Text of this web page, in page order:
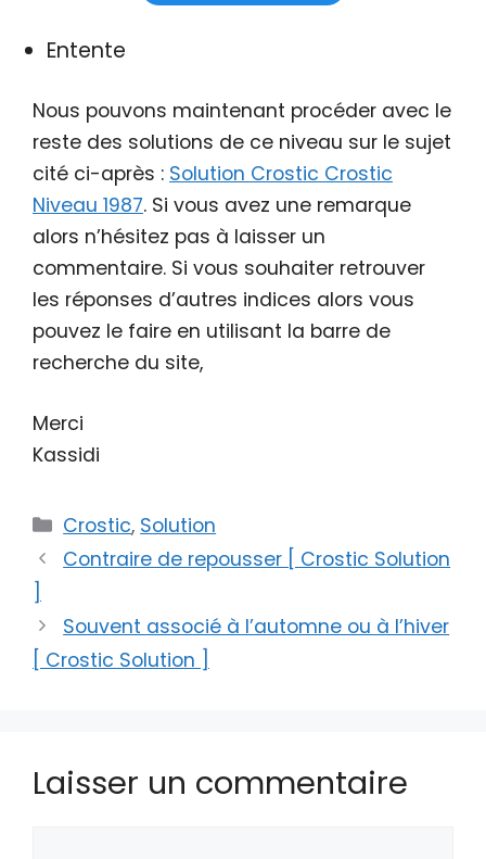
Entente
Nous pouvons maintenant procéder avec le
reste des solutions de ce niveau sur le sujet
cité ci-après : Solution Crostic Crostic
Niveau 1987. Si vous avez une remarque
alors n’hésitez pas à laisser un
commentaire. Si vous souhaiter retrouver
les réponses d’autres indices alors vous
pouvez le faire en utilisant la barre de
recherche du site,
Merci
Kassidi
Catégories
Crostic, Solution
Contraire de repousser [ Crostic Solution
Souvent associé à l’automne ou à l’hiver
[ Crostic Solution ]
Laisser un commentaire